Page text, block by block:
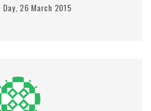
26 March 2015